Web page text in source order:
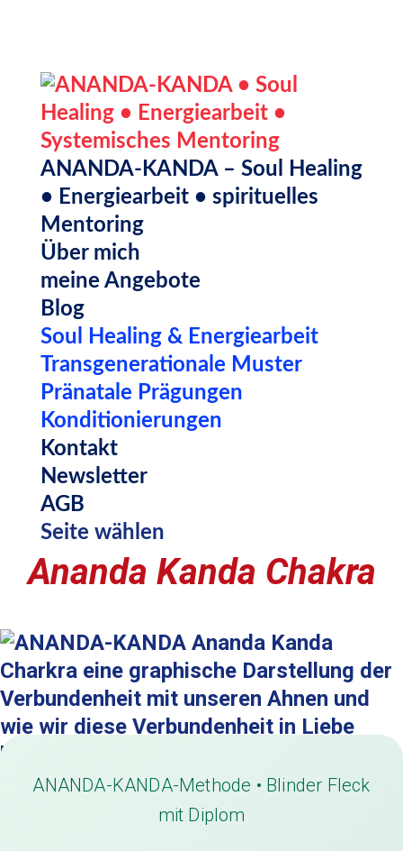
ANANDA-KANDA – Soul Healing
• Energiearbeit • spirituelles
Mentoring
Über mich
meine Angebote
Blog
Soul Healing & Energiearbeit
Transgenerationale Muster
Pränatale Prägungen
Konditionierungen
Kontakt
Newsletter
AGB
Seite wählen
Ananda Kanda Chakra
ANANDA-KANDA-Methode • Blinder Fleck
mit Diplom